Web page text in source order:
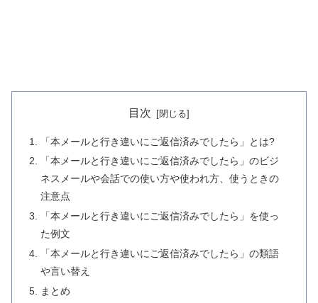
目次
「本メールと行き違いにご返信済みでしたら」とは?
「本メールと行き違いにご返信済みでしたら」のビジ
ネスメールや会話での使い方や使われ方、使うときの
注意点
「本メールと行き違いにご返信済みでしたら」を使っ
た例文
「本メールと行き違いにご返信済みでしたら」の類語
や言い替え
まとめ